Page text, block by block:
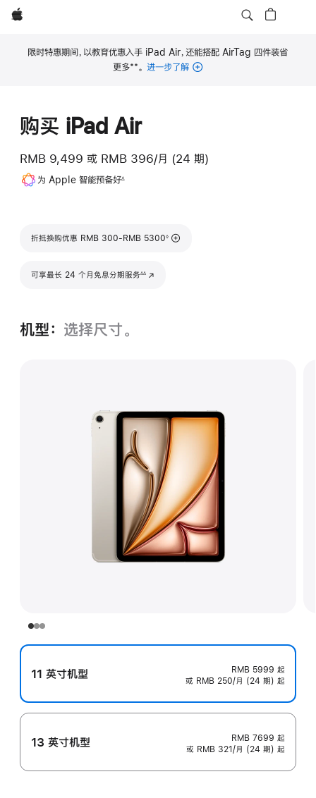
Apple
限时特惠期间，以教育优惠入手 iPad Air，还能搭配 AirTag 四件装省
更多**。进一步了解
购买 iPad Air
RMB 9,499 或 RMB 396/月 (24 期)
为 Apple 智能预备好∆
折抵换购优惠 RMB 300-RMB 5300
脚注
◊
可享最长 24 个月免息分期服务∆∆
(在新窗口中打开)
机型： 选择尺寸。
11 英寸机型 RMB 5999 起
或 RMB 250/月 (24 期) 起
13 英寸机型 RMB 7699 起
或 RMB 321/月 (24 期) 起